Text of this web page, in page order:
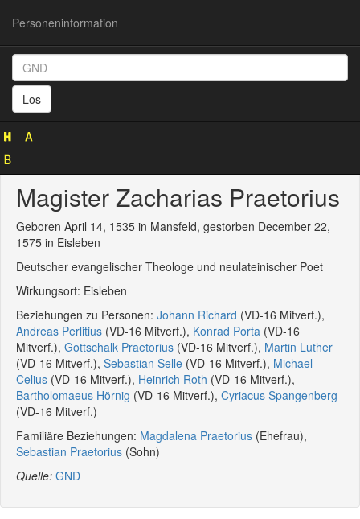
Personeninformation
Los
Personeninformation
129919268)
Magister Zacharias Praetorius
Geboren April 14, 1535 in Mansfeld, gestorben December 22,
1575 in Eisleben
Deutscher evangelischer Theologe und neulateinischer Poet
Wirkungsort: Eisleben
Beziehungen zu Personen: Johann Richard (VD-16 Mitverf.),
Andreas Perlitius (VD-16 Mitverf.), Konrad Porta (VD-16
Mitverf.), Gottschalk Praetorius (VD-16 Mitverf.), Martin Luther
(VD-16 Mitverf.), Sebastian Selle (VD-16 Mitverf.), Michael
Celius (VD-16 Mitverf.), Heinrich Roth (VD-16 Mitverf.),
Bartholomaeus Hörnig (VD-16 Mitverf.), Cyriacus Spangenberg
(VD-16 Mitverf.)
Familiäre Beziehungen: Magdalena Praetorius (Ehefrau),
Sebastian Praetorius (Sohn)
Quelle: GND